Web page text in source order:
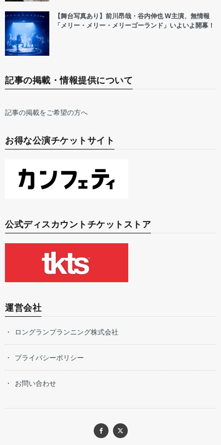
【舞台写真あり】前川昂哉・谷内伸也 W主演、無情報
「メリー・メリー・メリーゴーランド」いよいよ開幕！
記事の掲載・情報提供について
記事の掲載をご希望の方へ
お得な公演チケットサイト
公式ディスカウントチケットストア
運営会社
ロングランプランニング株式会社
プライバシーポリシー
お問い合わせ